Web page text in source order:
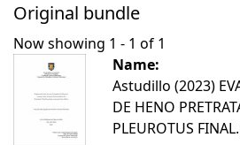
Original bundle
Now showing 1 - 1 of 1
Name:
Astudillo (2023)
DE HENO
PLEUROTUS